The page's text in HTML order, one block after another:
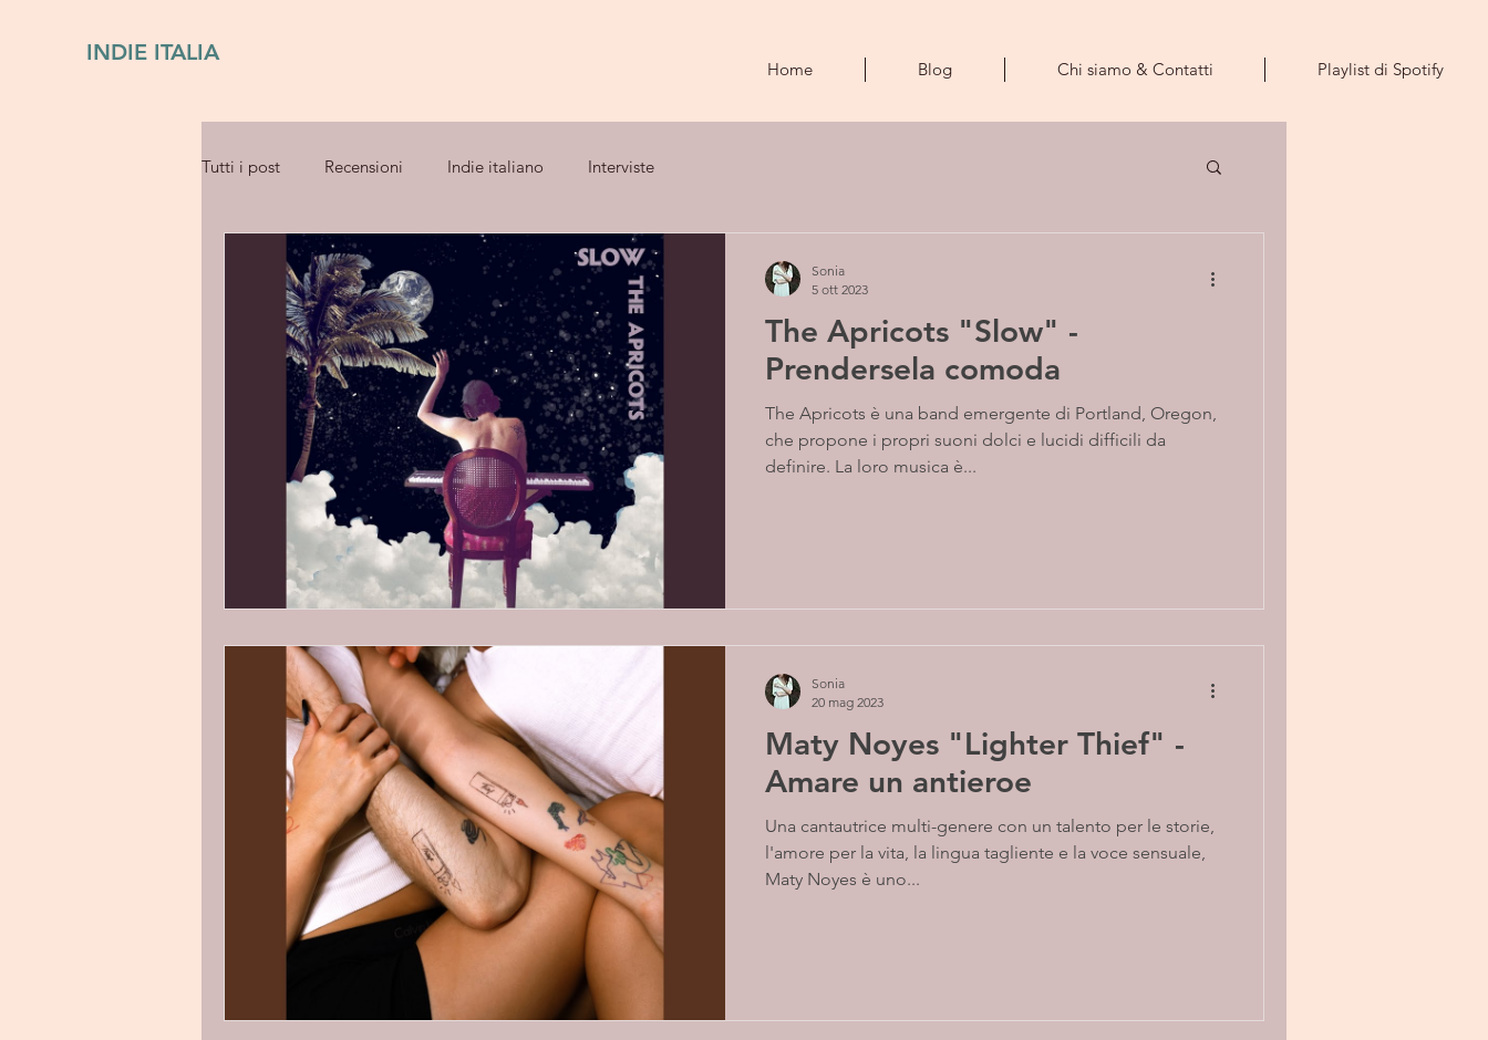
INDIE ITALIA
Home Blog Chi siamo & Contatti Playlist di Spotify
Tutti i post Recensioni Indie italiano Interviste
The Apricots "Slow" -
Prendersela comoda
The Apricots è una band emergente di Portland, Oregon,
che propone i propri suoni dolci e lucidi difficili da
definire. La loro musica è...
Sonia
5 ott 2023
Maty Noyes "Lighter Thief" -
Amare un antieroe
Una cantautrice multi-genere con un talento per le storie,
l'amore per la vita, la lingua tagliente e la voce sensuale,
Maty Noyes è uno...
Sonia
20 mag 2023